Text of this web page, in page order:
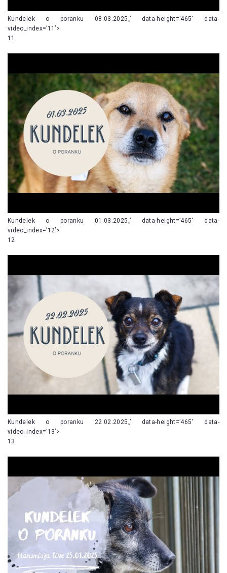
Kundelek o poranku 08.03.2025„’ data-height=’465′ data-
video_index=’11’>
11
Kundelek o poranku 01.03.2025„’ data-height=’465′ data-
video_index=’12’>
12
Kundelek o poranku 22.02.2025„’ data-height=’465′ data-
video_index=’13’>
13